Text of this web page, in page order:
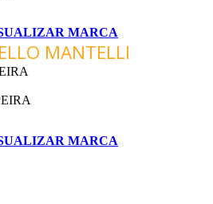
MARCA
MANTELLI
MARCA